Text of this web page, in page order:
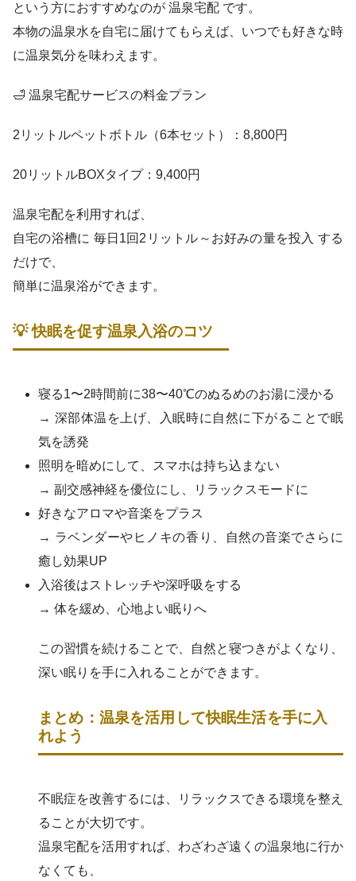
という方におすすめなのが 温泉宅配 です。
本物の温泉水を自宅に届けてもらえば、いつでも好きな時
に温泉気分を味わえます。
🛁 温泉宅配サービスの料金プラン
2リットルペットボトル（6本セット）：8,800円
20リットルBOXタイプ：9,400円
温泉宅配を利用すれば、
自宅の浴槽に 毎日1回2リットル～お好みの量を投入 する
だけで、
簡単に温泉浴ができます。
💡 快眠を促す温泉入浴のコツ
寝る1〜2時間前に38〜40℃のぬるめのお湯に浸かる
→ 深部体温を上げ、入眠時に自然に下がることで眠
気を誘発
照明を暗めにして、スマホは持ち込まない
→ 副交感神経を優位にし、リラックスモードに
好きなアロマや音楽をプラス
→ ラベンダーやヒノキの香り、自然の音楽でさらに
癒し効果UP
入浴後はストレッチや深呼吸をする
→ 体を緩め、心地よい眠りへ
この習慣を続けることで、自然と寝つきがよくなり、
深い眠りを手に入れることができます。
まとめ：温泉を活用して快眠生活を手に入
れよう
不眠症を改善するには、リラックスできる環境を整え
ることが大切です。
温泉宅配を活用すれば、わざわざ遠くの温泉地に行か
なくても、